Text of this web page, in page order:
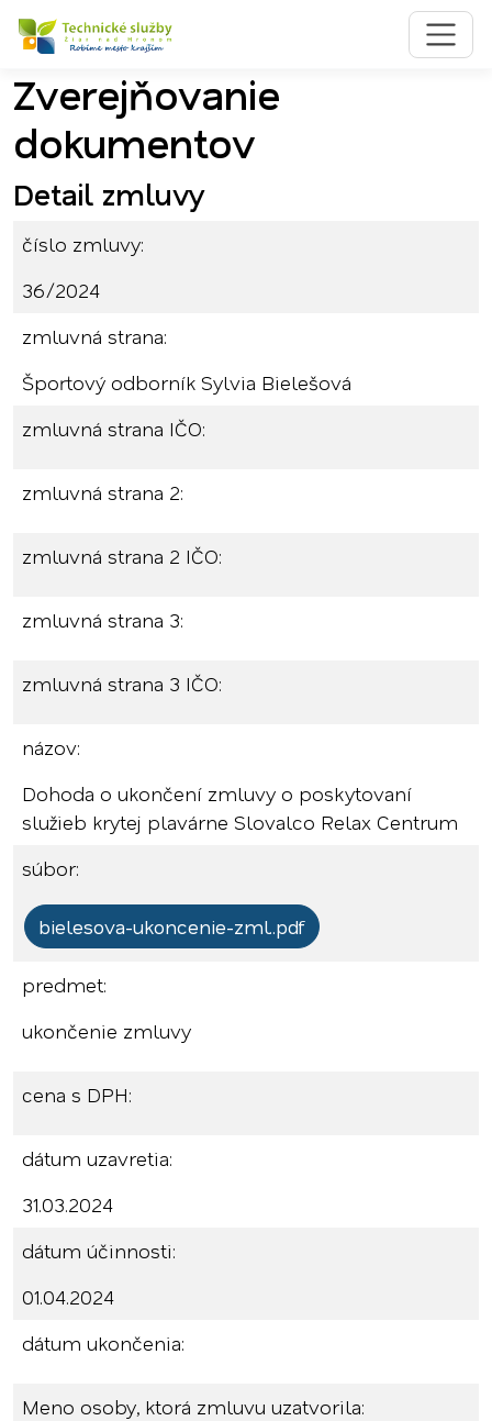
Preskočiť na obsah
Preskočiť na hlavné menu
Zverejňovanie
dokumentov
Detail zmluvy
číslo zmluvy:
36/2024
zmluvná strana:
Športový odborník Sylvia Bielešová
zmluvná strana IČO:
zmluvná strana 2:
zmluvná strana 2 IČO:
zmluvná strana 3:
zmluvná strana 3 IČO:
názov:
Dohoda o ukončení zmluvy o poskytovaní
služieb krytej plavárne Slovalco Relax Centrum
súbor:
bielesova-ukoncenie-zml..pdf
predmet:
ukončenie zmluvy
cena s DPH:
dátum uzavretia:
31.03.2024
dátum účinnosti:
01.04.2024
dátum ukončenia:
Meno osoby, ktorá zmluvu uzatvorila: